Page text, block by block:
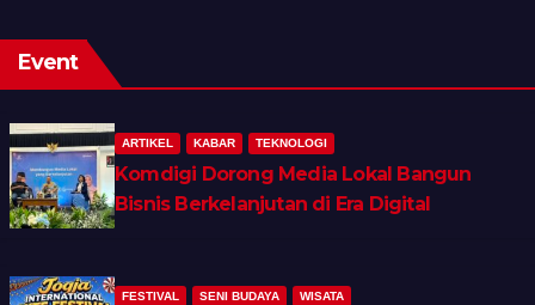
Event
ARTIKEL KABAR TEKNOLOGI
Komdigi Dorong Media Lokal Bangun
Bisnis Berkelanjutan di Era Digital
FESTIVAL SENI BUDAYA WISATA